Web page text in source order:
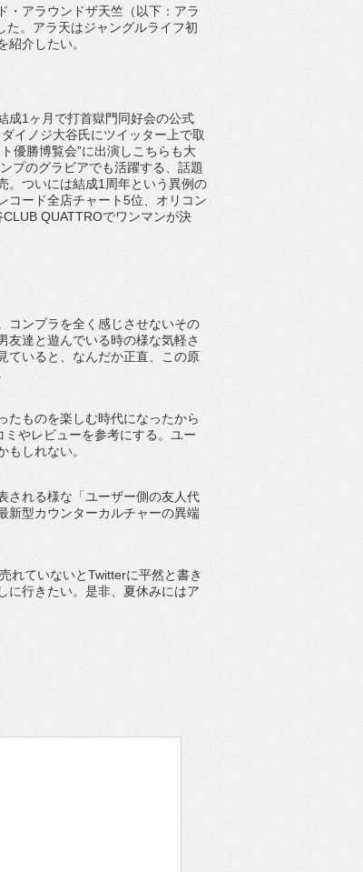
アラウンドザ天竺（以下：アラ
た。アラ天はジャングルライフ初
介したい。
成1ヶ月で打首獄門同好会の公式
イノジ大谷氏にツイッター上で取
優勝博覧会”に出演しこちらも大
プのグラビアでも活躍する、話題
。ついには結成1周年という異例の
コード全店チャート5位、オリコン
QUATTROでワンマンが決
コンプラを全く感じさせないその
友達と遊んでいる時の様な気軽さ
ていると、なんだか正直、この原
ものを楽しむ時代になったから
やレビューを参考にする。ユー
しれない。
される様な「ユーザー側の友人代
新型カウンターカルチャーの異端
れていないとTwitterに平然と書き
に行きたい。是非、夏休みにはア